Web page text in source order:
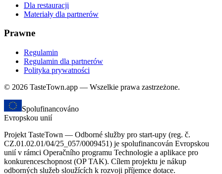
Dla restauracji
Materiały dla partnerów
Prawne
Regulamin
Regulamin dla partnerów
Polityka prywatności
© 2026 TasteTown.app — Wszelkie prawa zastrzeżone.
Spolufinancováno
Evropskou unií
Projekt TasteTown — Odborné služby pro start-upy (reg. č.
CZ.01.02.01/04/25_057/0009451) je spolufinancován Evropskou
unií v rámci Operačního programu Technologie a aplikace pro
konkurenceschopnost (OP TAK). Cílem projektu je nákup
odborných služeb sloužících k rozvoji příjemce dotace.